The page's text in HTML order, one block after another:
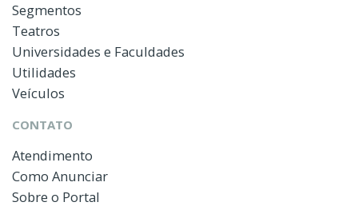
Segmentos
Teatros
Universidades e Faculdades
Utilidades
Veículos
CONTATO
Atendimento
Como Anunciar
Sobre o Portal